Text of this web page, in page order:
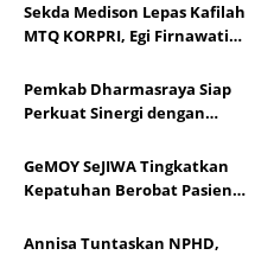
Sekda Medison Lepas Kafilah
MTQ KORPRI, Egi Firnawati
Nasional
Pemkab Dharmasraya Siap
Perkuat Sinergi dengan
Kepemimpinan Marlon
Martua
GeMOY SeJIWA Tingkatkan
Kepatuhan Berobat Pasien
Annisa Tuntaskan NPHD,